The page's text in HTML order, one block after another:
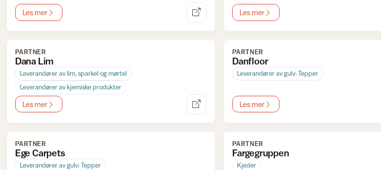
Les mer Les mer
PARTNER
Dana Lim
Leverandører av lim, sparkel og mørtel
Leverandører av kjemiske produkter
Les mer
PARTNER
Danfloor
Leverandører av gulv: Tepper
Les mer
PARTNER
Ege Carpets
Leverandører av gulv: Tepper
PARTNER
Fargegruppen
Kjeder